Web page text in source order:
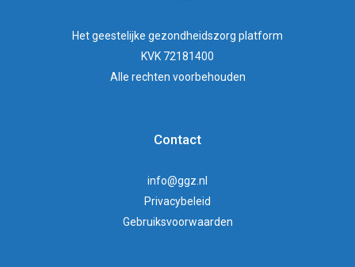
Hetgeestelijke gezondheidszorg platform
KVK 72181400
Alle rechten voorbehouden
Contact
info@ggz.nl
Privacybeleid
Gebruiksvoorwaarden